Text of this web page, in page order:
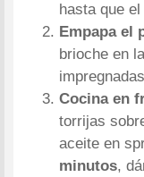
hasta que
Empapa el
brioche en
Cocina en
torrijas
aceite en
minutos,